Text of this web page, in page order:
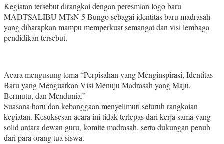
Kegiatan tersebut dirangkai dengan peresmian logo baru
MADTSALIBU MTsN 5 Bungo sebagai identitas baru madrasah
yang diharapkan mampu memperkuat semangat dan visi lembaga
pendidikan tersebut.
Acara mengusung tema “Perpisahan yang Menginspirasi, Identitas
Baru yang Menguatkan Visi Menuju Madrasah yang Maju,
Bermutu, dan Mendunia.”
Suasana haru dan kebanggaan menyelimuti seluruh rangkaian
kegiatan. Kesuksesan acara ini tidak terlepas dari kerja sama yang
solid antara dewan guru, komite madrasah, serta dukungan penuh
dari para orang tua siswa.